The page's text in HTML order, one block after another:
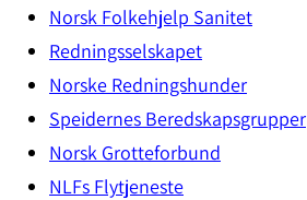
Norsk Folkehjelp Sanitet
Redningsselskapet
Norske Redningshunder
Speidernes Beredskapsgrupper
Norsk Grotteforbund
NLFs Flytjeneste